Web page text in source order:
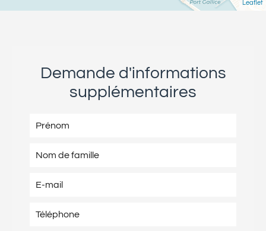
Leaflet
Demande d'informations
supplémentaires